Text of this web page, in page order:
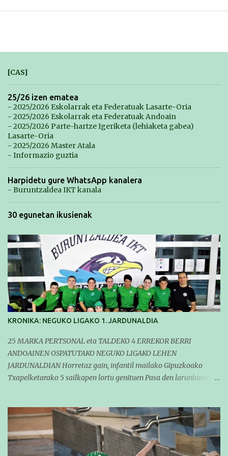
[CAS]
25/26 izen ematea
- 2025/2026 Eskolarrak eta Federatuak Lasarte-Oria
- 2025/2026 Eskolarrak eta Federatuak Andoain
- 2025/2026 Parte-hartze Igeriketa (lehiaketa gabea)
Lasarte-Oria
- 2025/2026 Master Atala
- Informazio guztia
Harpidetu gure WhatsApp kanalera
- Buruntzaldea IKT kanala
30 egunetan ikusienak
KRONIKA: NEGUKO LIGAKO 1. JARDUNALDIA
25 MARKA PERTSONAL eta TALDEKO 4 ERREKOR BERRI
ANDOAINEN OSPATUTAKO NEGUKO LIGAKO LEHEN
JARDUNALDIAN Horretaz gain, infantil mailako Gipuzkoako
Txapelketarako 5 sailkapen lortu genituen Pasa den larunbatean
hartzen. Bertan gure taldeko 16 igerilari aritu ziren. Denboraldiari
hasera ona eman zioten gue taldekideek. Ohikoa den bezela, garai
honetan entrenamendua da jardueraren funtsa eta hori alde
batera utzi gabe ekin zioten beti gogotsu hartzen duten